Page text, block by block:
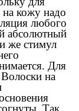
на кожу надо
любого
абсолютный
же стимул
Для
на